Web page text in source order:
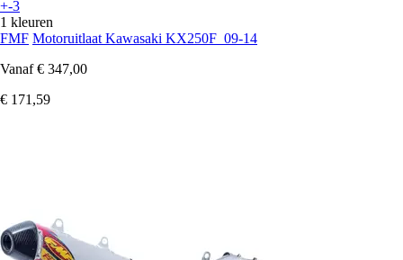
+-3
1 kleuren
FMF Motoruitlaat Kawasaki KX250F_09-14
Vanaf € 347,00
€ 171,59